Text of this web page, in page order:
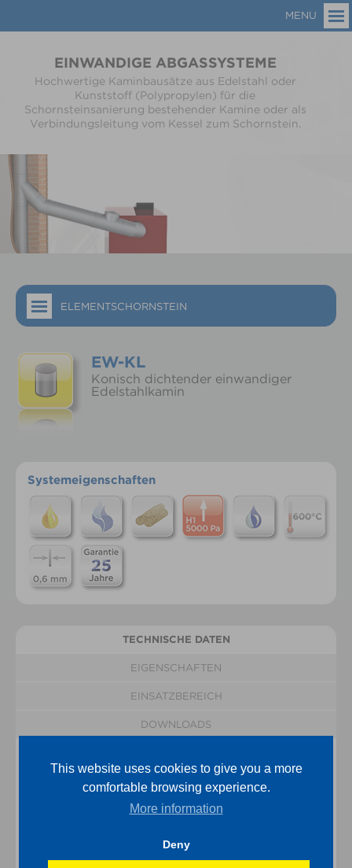
This website uses cookies to give you a more
comfortable browsing experience.
More information
Deny
MENU
EINWANDIGE ABGASSYSTEME
Hochwertige Kaminbausätze aus Edelstahl oder
Kunststoff (Polypropylen) für die
Schornsteinsanierung bestehender Kamine oder als
Verbindungsleitung vom Kessel zum Schornstein.
ELEMENTSCHORNSTEIN
EW-KL
Konisch dichtender einwandiger
Edelstahlkamin
Systemeigenschaften
TECHNISCHE DATEN
EIGENSCHAFTEN
EINSATZBEREICH
DOWNLOADS